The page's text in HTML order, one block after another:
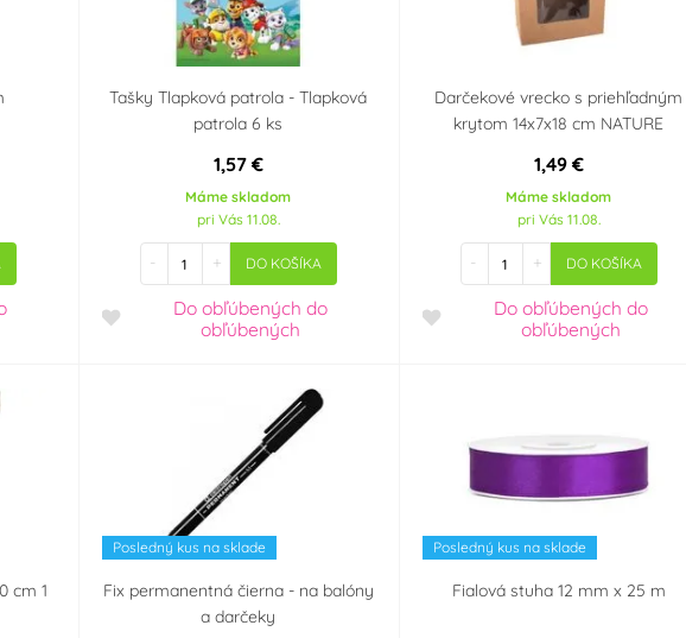
Tašky Tlapková patrola - Tlapková
patrola 6 ks
1,57 €
Máme skladom
pri Vás 11.08.
- + DO KOŠÍKA
Do obľúbenýchdo
obľúbených
Darčekové vrecko s priehľadným
krytom 14x7x18 cm NATURE
1,49 €
Máme skladom
pri Vás 11.08.
- + DO KOŠÍKA
Do obľúbenýchdo
obľúbených
cm 1
Posledný kus na sklade
Fix permanentná čierna - na balóny
a darčeky
Posledný kus na sklade
Fialová stuha 12 mm x 25 m